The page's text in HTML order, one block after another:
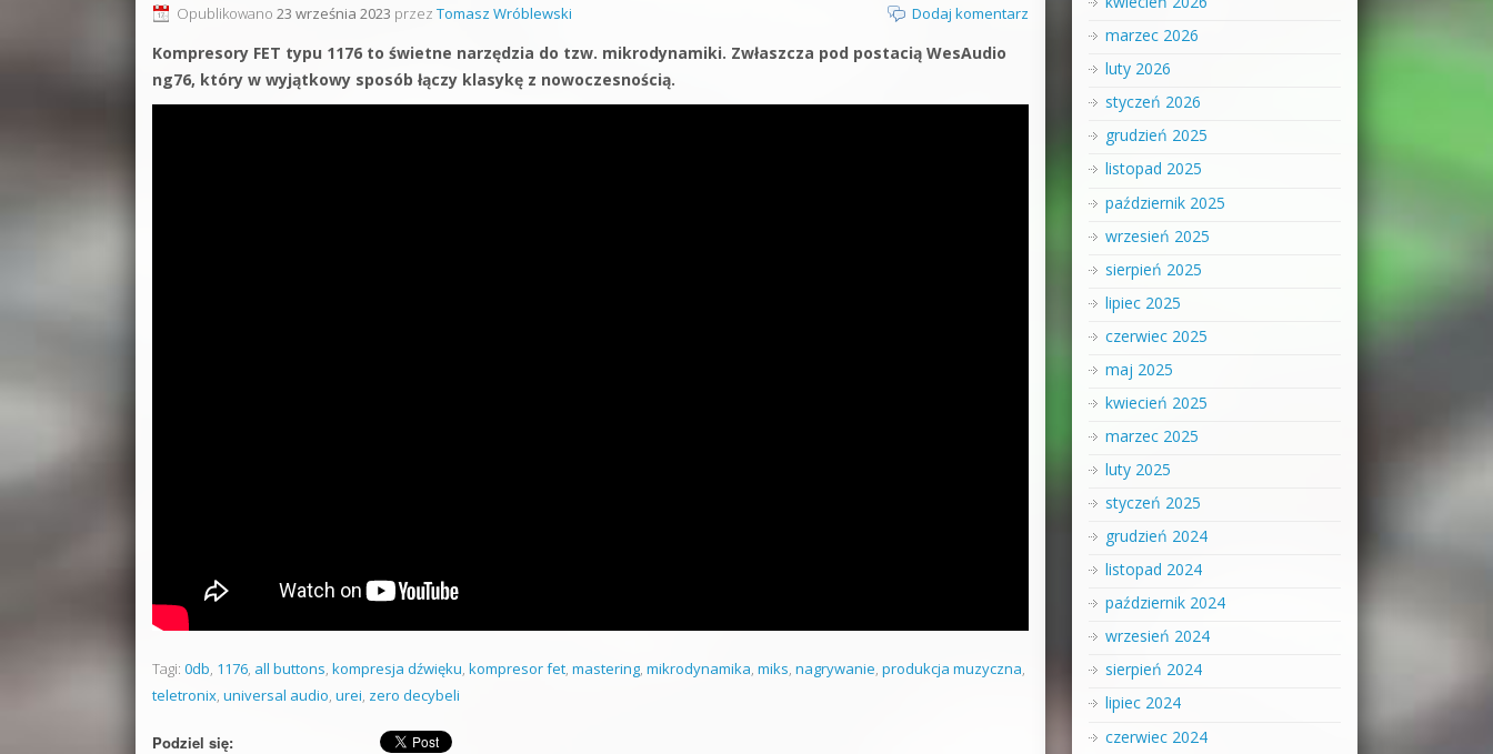
Opublikowano 23 września 2023 przez Tomasz Wróblewski Dodaj komentarz
Kompresory FET typu 1176 to świetne narzędzia do tzw. mikrodynamiki. Zwłaszcza pod postacią WesAudio
ng76, który w wyjątkowy sposób łączy klasykę z nowoczesnością.
Tagi: 0db, 1176, all buttons, kompresja dźwięku, kompresor fet, mastering, mikrodynamika, miks, nagrywanie, produkcja muzyczna,
teletronix, universal audio, urei, zero decybeli
Podziel się:
marzec 2026
luty 2026
styczeń 2026
grudzień 2025
listopad 2025
październik 2025
wrzesień 2025
sierpień 2025
lipiec 2025
czerwiec 2025
maj 2025
kwiecień 2025
marzec 2025
luty 2025
styczeń 2025
grudzień 2024
listopad 2024
październik 2024
wrzesień 2024
sierpień 2024
lipiec 2024
czerwiec 2024